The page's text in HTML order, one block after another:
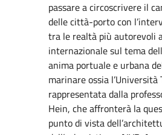
passare a circoscrivere il
delle città-porto con
tra le realtà più autorevoli
internazionale sul tema
anima portuale e urbana
marinare ossia l’Università
rappresentata dalla
Hein, che affronterà la
punto di vista